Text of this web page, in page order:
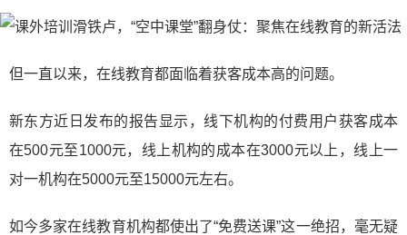
但一直以来，在线教育都面临着获客成本高的问题。
新东方近日发布的报告显示，线下机构的付费用户获客成本
在500元至1000元，线上机构的成本在3000元以上，线上一
对一机构在5000元至15000元左右。
如今多家在线教育机构都使出了“免费送课”这一绝招，毫无疑